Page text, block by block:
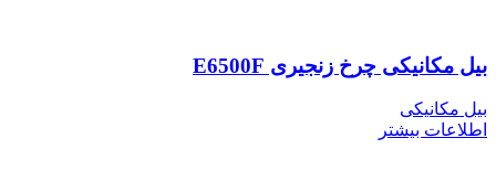
بیل مکانیکی چرخ زنجیری E6500F
بیل مکانیکی
اطلاعات بیشتر